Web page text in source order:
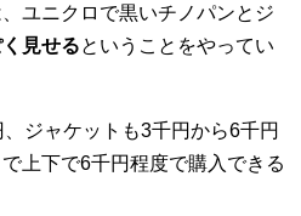
ユニクロで黒いチノパンとジ
見せるということをやってい
ジャケットも3千円から6千円
上下で6千円程度で購入できる